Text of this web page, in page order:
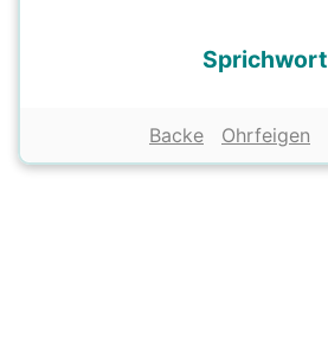
Sprichwort
Backe Ohrfeigen